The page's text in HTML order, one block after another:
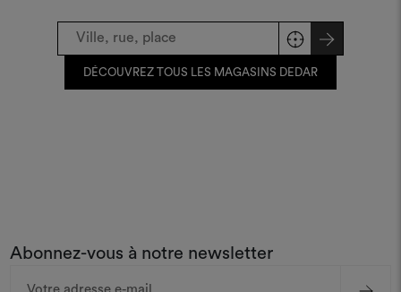
DÉCOUVREZ TOUS LES MAGASINS DEDAR
Abonnez-vous à notre newsletter